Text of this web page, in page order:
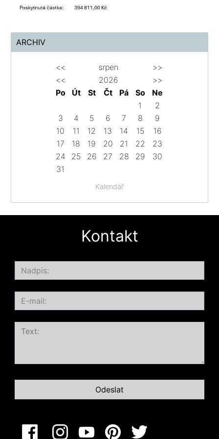
ARCHIV
Kalendář
<< srpen
>>
<<
2026
>>
Po
Út St Čt Pá So
Ne
1
2
3
4 5 6 7 8
9
10
11 12 13 14 15
16
17
18 19 20 21 22
23
24
25 26 27 28 29
30
31
Kontakt